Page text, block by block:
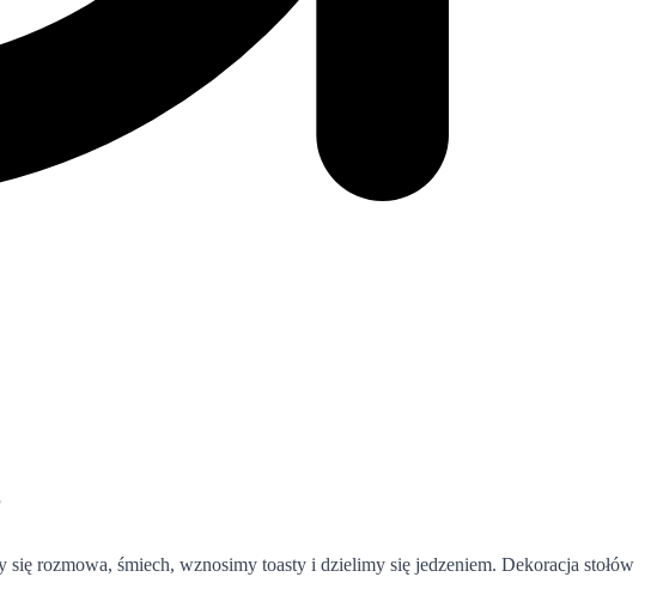
się rozmowa, śmiech, wznosimy toasty i dzielimy się jedzeniem. Dekoracja stołów